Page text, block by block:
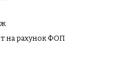
на рахунок ФОП